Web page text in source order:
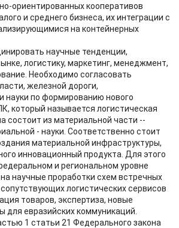
ориентированных кооперативов
и среднего бизнеса, их интеграции с
на контейнерных
научные тенденции,
логистику, маркетинг, менеджмент,
Необходимо согласовать
железной дороги,
науки по формированию нового
который называется логистическая
состоит из материальной части --
- науки. Соответственно стоит
материальной инфраструктуры,
инновационный продукта. Для этого
и региональном уровне
научные проработки схем встречных
логистических сервисов
товаров, экспертиза, новые
для евразийских коммуникаций.
1 статьи 21 Федерального закона